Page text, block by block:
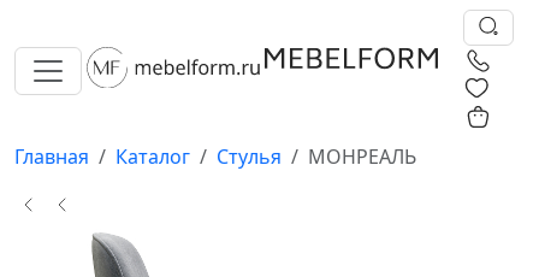
Главная Каталог Стулья МОНРЕАЛЬ